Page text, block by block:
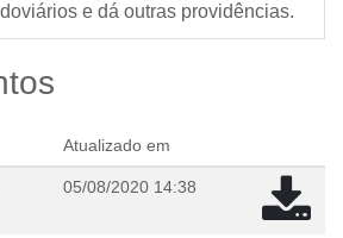
e dá outras providências.
Atualizado em
05/08/2020 14:38